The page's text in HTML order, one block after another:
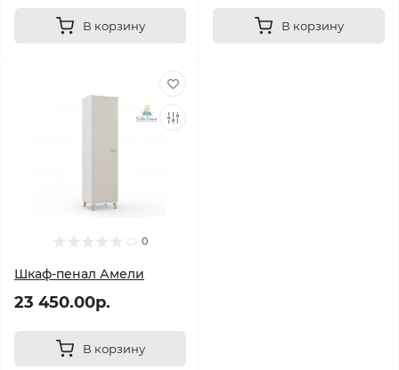
В корзину В корзину
0
Шкаф-пенал Амели
23 450.00р.
В корзину